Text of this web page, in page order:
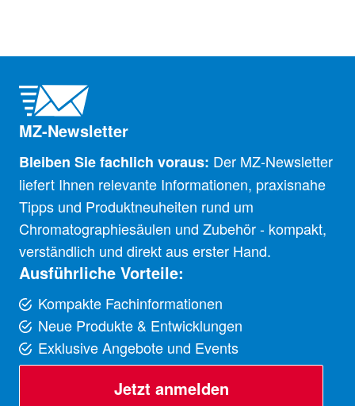
MZ-Newsletter
Bleiben Sie fachlich voraus: Der MZ-Newsletter
liefert Ihnen relevante Informationen, praxisnahe
Tipps und Produktneuheiten rund um
Chromatographiesäulen und Zubehör - kompakt,
verständlich und direkt aus erster Hand.
Ausführliche Vorteile:
Kompakte Fachinformationen
Neue Produkte & Entwicklungen
Exklusive Angebote und Events
Jetzt anmelden